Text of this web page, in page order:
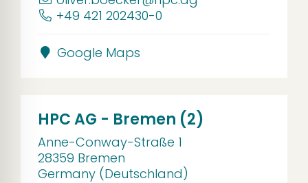
+49 421 202430-0
Google Maps
HPC AG - Bremen (2)
Anne-Conway-Straße 1
28359 Bremen
Germany (Deutschland)